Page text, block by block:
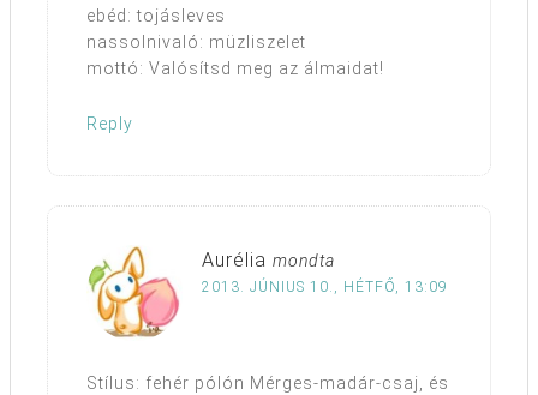
ebéd: tojásleves
nassolnivaló: müzliszelet
mottó: Valósítsd meg az álmaidat!
Reply
Aurélia mondta
2013. JÚNIUS 10., HÉTFŐ, 13:09
Stílus: fehér pólón Mérges-madár-csaj, és